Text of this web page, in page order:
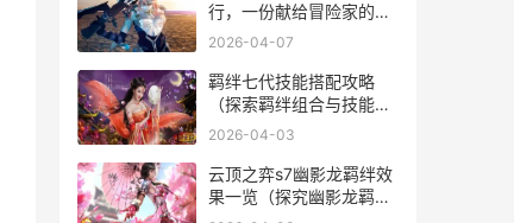
行，一份献给冒险家的实
战指南**
2026-04-07
羁绊七代技能搭配攻略
（探索羁绊组合与技能特
点，构建完美防守与进攻
2026-04-03
云顶之弈s7幽影龙羁绊效
果一览（探究幽影龙羁绊
的优劣与使用技巧）